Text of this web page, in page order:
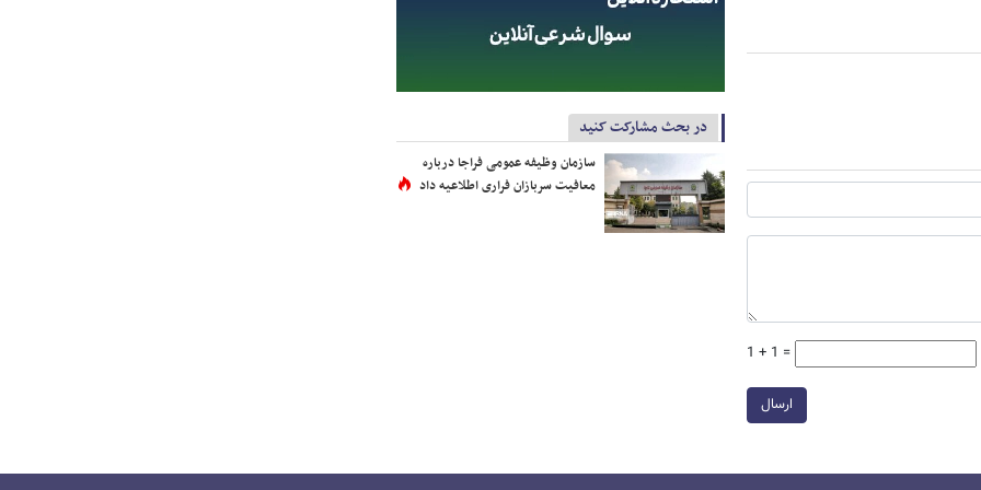
1 + 1 =
ارسال
در بحث مشارکت کنید
سازمان وظیفه عمومی فراجا درباره
معافیت سربازان فراری اطلاعیه داد